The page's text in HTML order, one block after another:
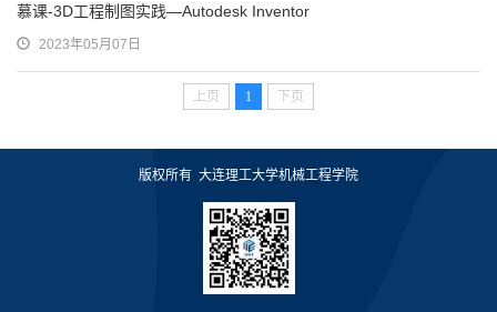
慕课-3D工程制图实践—Autodesk Inventor
2023年05月07日
上页 1 下页
版权所有 大连理工大学机械工程学院